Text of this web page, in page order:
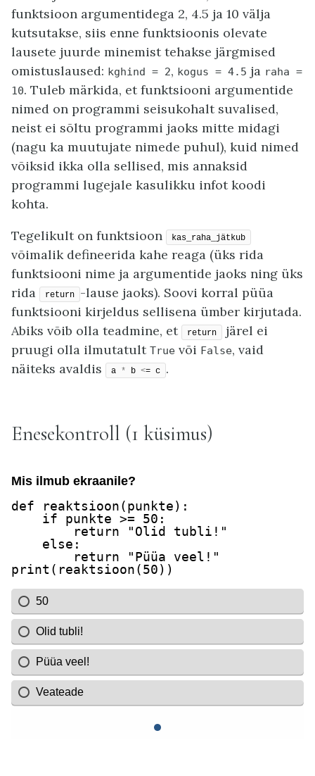
funktsioon argumentidega 2, 4.5 ja 10 välja
kutsutakse, siis enne funktsioonis olevate
lausete juurde minemist tehakse järgmised
omistuslaused: kghind = 2, kogus = 4.5 ja raha =
10. Tuleb märkida, et funktsiooni argumentide
nimed on programmi seisukohalt suvalised,
neist ei sõltu programmi jaoks mitte midagi
(nagu ka muutujate nimede puhul), kuid nimed
võiksid ikka olla sellised, mis annaksid
programmi lugejale kasulikku infot koodi
kohta.
Tegelikult on funktsioon
kas_raha_jätkub
võimalik defineerida kahe reaga (üks rida
funktsiooni nime ja argumentide jaoks ning üks
rida
return
-lause jaoks). Soovi korral püüa
funktsiooni kirjeldus sellisena ümber kirjutada.
Abiks võib olla teadmine, et
return
järel ei
pruugi olla ilmutatult True või False, vaid
näiteks avaldis
a * b <= c .
Enesekontroll (1 küsimus)